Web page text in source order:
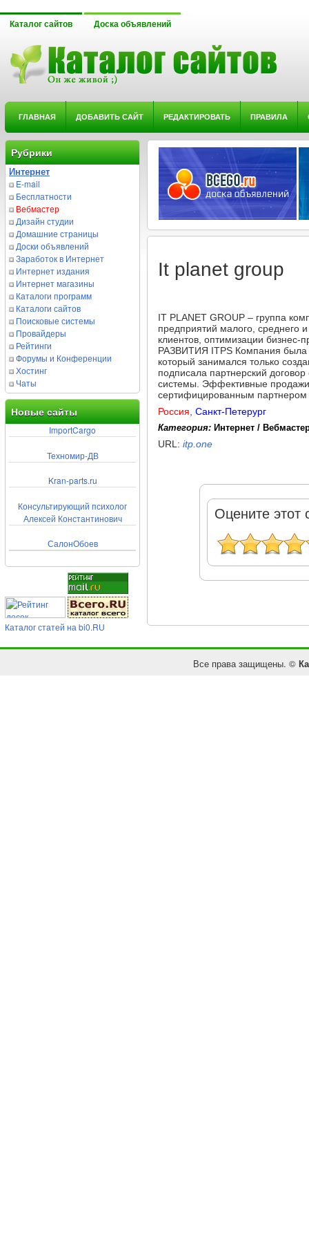
Каталог сайтов Доска объявлений
ГЛАВНАЯ ДОБАВИТЬ САЙТ РЕДАКТИРОВАТЬ ПРАВИЛА
Рубрики
Интернет
E-mail
Бесплатности
Вебмастер
Дизайн студии
Домашние страницы
Доски объявлений
Заработок в Интернет
Интернет издания
Интернет магазины
Каталоги программ
Каталоги сайтов
Поисковые системы
Провайдеры
Рейтинги
Форумы и Конференции
Хостинг
Чаты
Новые сайты
ImportCargo
Техномир-ДВ
Kran-parts.ru
Консультирующий психолог
Алексей Константинович
СалонОбоев
Каталог статей на bi0.RU
It planet group
IT PLANET GROUP – группа
предприятий малого, среднего
клиентов, оптимизации
РАЗВИТИЯ ITPS Компания была
который занимался только
подписала партнерский
системы. Эффективные продажи
сертифицированным партнером
Россия Санкт-Петерург
Категория: Интернет /
URL: itp.one
Оцените этот
Все права защищены. ©